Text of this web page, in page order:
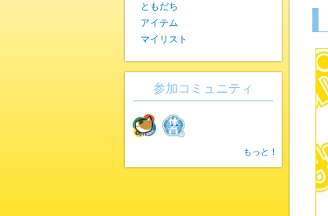
ともだち
アイテム
マイリスト
参加コミュニティ
もっと！